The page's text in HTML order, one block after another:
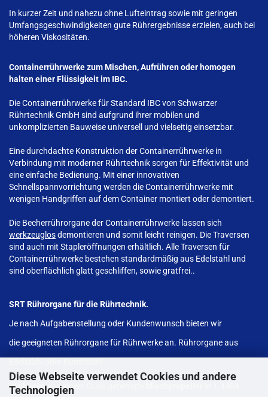
Diese Webseite verwendet Cookies und andere
Technologien
In kurzer Zeit und nahezu ohne Lufteintrag sowie mit geringen
Umfangsgeschwindigkeiten gute Rührergebnisse erzielen, auch bei
höheren Viskositäten.
Containerrührwerke zum Mischen, Aufrühren oder homogen
halten einer Flüssigkeit im IBC.
Die Containerrührwerke für Standard IBC von Schwarzer
Rührtechnik GmbH sind aufgrund ihrer mobilen und
unkomplizierten Bauweise universell und vielseitig einsetzbar.
Eine durchdachte Konstruktion der Containerrührwerke in
Verbindung mit moderner Rührtechnik sorgen für Effektivität und
eine einfache Bedienung. Mit einer innovativen
Schnellspannvorrichtung werden die Containerrührwerke mit
wenigen Handgriffen auf dem Container montiert oder demontiert.
Die Becherrührorgane der Containerrührwerke lassen sich
werkzeuglosdemontieren und somit leicht reinigen. Die Traversen
sind auch mit Stapleröffnungen erhältlich. Alle Traversen für
Containerrührwerke bestehen standardmäßig aus Edelstahl und
sind oberflächlich glatt geschliffen, sowie gratfrei..
SRT Rührorgane für die Rührtechnik.
Je nach Aufgabenstellung oder Kundenwunsch bieten wir
die geeigneten Rührorgane für Rührwerke an. Rührorgane aus
Wir bieten aus einem Guss gefertigte